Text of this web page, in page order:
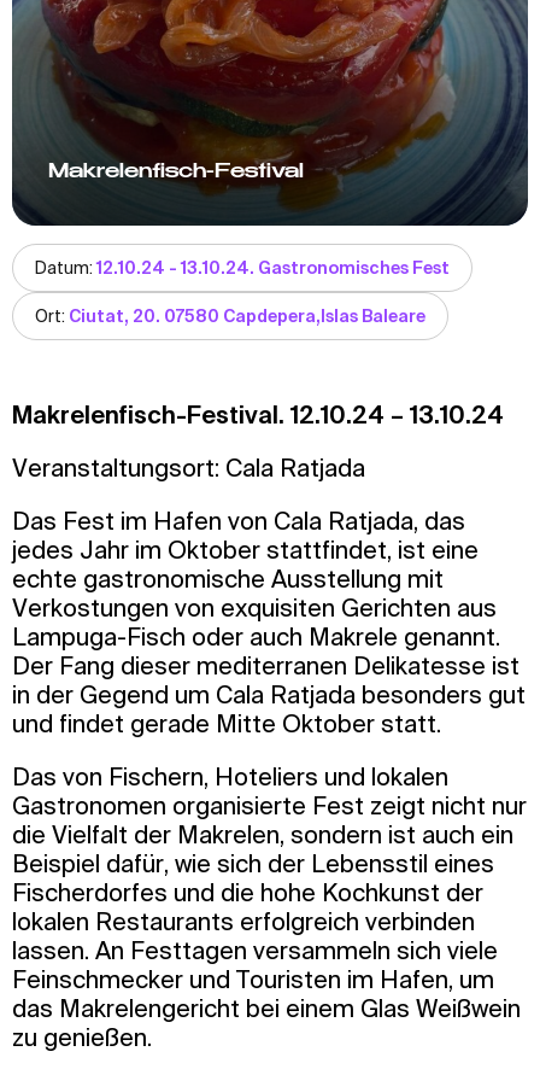
Makrelenfisch-Festival
Datum:12.10.24 - 13.10.24. Gastronomisches Fest
Ort: Ciutat, 20. 07580 Capdepera,Islas Baleare
Makrelenfisch-Festival. 12.10.24 – 13.10.24
Veranstaltungsort: Cala Ratjada
Das Fest im Hafen von Cala Ratjada, das
jedes Jahr im Oktober stattfindet, ist eine
echte gastronomische Ausstellung mit
Verkostungen von exquisiten Gerichten aus
Lampuga-Fisch oder auch Makrele genannt.
Der Fang dieser mediterranen Delikatesse ist
in der Gegend um Cala Ratjada besonders gut
und findet gerade Mitte Oktober statt.
Das von Fischern, Hoteliers und lokalen
Gastronomen organisierte Fest zeigt nicht nur
die Vielfalt der Makrelen, sondern ist auch ein
Beispiel dafür, wie sich der Lebensstil eines
Fischerdorfes und die hohe Kochkunst der
lokalen Restaurants erfolgreich verbinden
lassen. An Festtagen versammeln sich viele
Feinschmecker und Touristen im Hafen, um
das Makrelengericht bei einem Glas Weißwein
zu genießen.